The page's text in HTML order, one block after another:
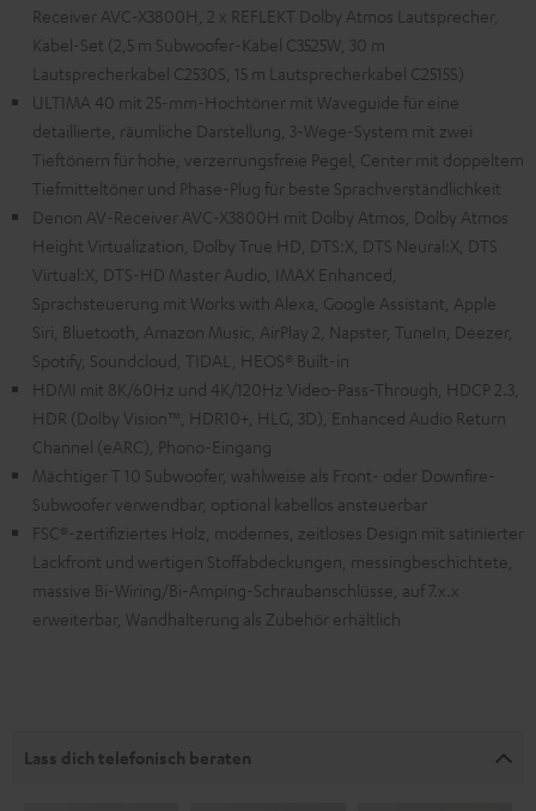
Receiver AVC-X3800H, 2 x REFLEKT Dolby Atmos Lautsprecher,
Kabel-Set (2,5 m Subwoofer-Kabel C3525W, 30 m
Lautsprecherkabel C2530S, 15 m Lautsprecherkabel C2515S)
ULTIMA 40 mit 25-mm-Hochtöner mit Waveguide für eine
detaillierte, räumliche Darstellung, 3-Wege-System mit zwei
Tieftönern für hohe, verzerrungsfreie Pegel, Center mit doppeltem
Tiefmitteltöner und Phase-Plug für beste Sprachverständlichkeit
Denon AV-Receiver AVC-X3800H mit Dolby Atmos, Dolby Atmos
Height Virtualization, Dolby True HD, DTS:X, DTS Neural:X, DTS
Virtual:X, DTS-HD Master Audio, IMAX Enhanced,
Sprachsteuerung mit Works with Alexa, Google Assistant, Apple
Siri, Bluetooth, Amazon Music, AirPlay 2, Napster, TuneIn, Deezer,
Spotify, Soundcloud, TIDAL, HEOS® Built-in
HDMI mit 8K/60Hz und 4K/120Hz Video-Pass-Through, HDCP 2.3,
HDR (Dolby Vision™, HDR10+, HLG, 3D), Enhanced Audio Return
Channel (eARC), Phono-Eingang
Mächtiger T 10 Subwoofer, wahlweise als Front- oder Downfire-
Subwoofer verwendbar, optional kabellos ansteuerbar
FSC®-zertifiziertes Holz, modernes, zeitloses Design mit satinierter
Lackfront und wertigen Stoffabdeckungen, messingbeschichtete,
massive Bi-Wiring/Bi-Amping-Schraubanschlüsse, auf 7.x.x
erweiterbar, Wandhalterung als Zubehör erhältlich
Lass dich telefonisch beraten